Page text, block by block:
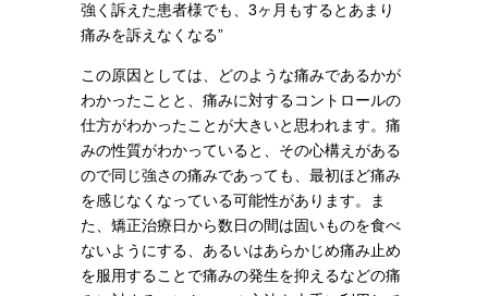
強く訴えた患者様でも、3ヶ月もするとあまり
痛みを訴えなくなる”
この原因としては、どのような痛みであるかが
わかったことと、痛みに対するコントロールの
仕方がわかったことが大きいと思われます。痛
みの性質がわかっていると、その心構えがある
ので同じ強さの痛みであっても、最初ほど痛み
を感じなくなっている可能性があります。ま
た、矯正治療日から数日の間は固いものを食べ
ないようにする、あるいはあらかじめ痛み止め
を服用することで痛みの発生を抑えるなどの痛